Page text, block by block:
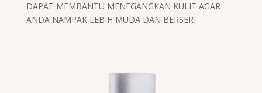
DAPAT MEMBANTU MENEGANGKAN KULIT AGAR
ANDA NAMPAK LEBIH MUDA DAN BERSERI